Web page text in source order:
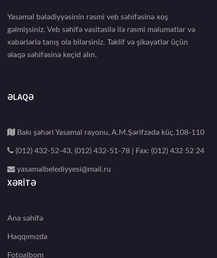
Yasamal bələdiyyəsinin rəsmi veb səhifəsinə xoş
gəlmişsiniz. Veb səhifə vasitəsilə ilə rəsmi məlumatlar və
xəbərlərlə tanış ola bilərsiniz. Təklif və şikayətlər üçün
əlaqə səhifəsinə keçid alın.
ƏLAQƏ
Bakı şəhəri Yasamal rayonu, A.M.Şərifzadə küç.108-110
(012) 432-52-43, (012) 432-51-78 | Fax: (012) 432 52 24
yasamalbelediyyesi@mail.ru
XƏRİTƏ
Ana səhifə
Haqqımızda
Fotoalbom